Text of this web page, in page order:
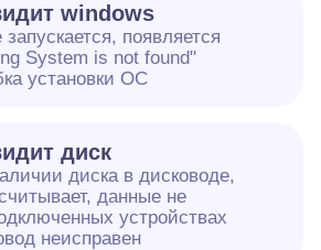
windows
появляется
System is not found"
установки ОС
диск
диска в дисководе,
данные не
устройствах
неисправен